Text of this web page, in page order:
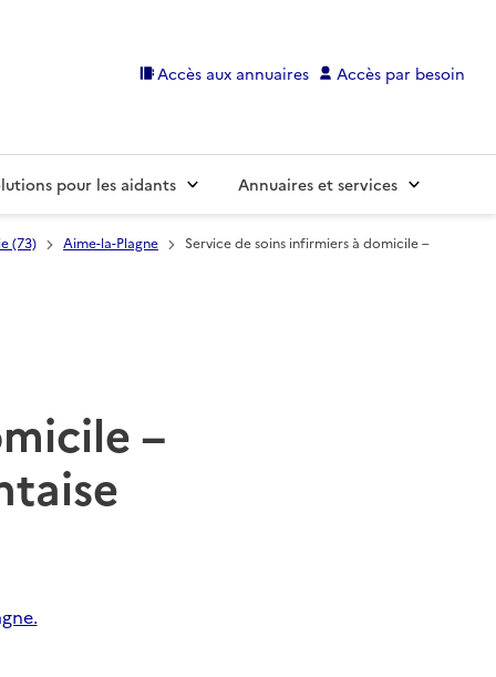
Accès aux annuaires Accès par besoin
pour les aidants Annuaires et services
(73) Aime-la-Plagne Service de soins infirmiers à domicile –
–